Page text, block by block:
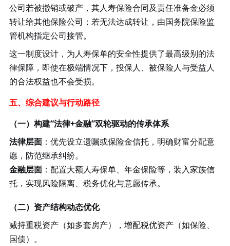
公司若被撤销或破产，其人寿保险合同及责任准备金必须
转让给其他保险公司；若无法达成转让，由国务院保险监
管机构指定公司接管。
这一制度设计，为人寿保单的安全性提供了最高级别的法
律保障，即使在极端情况下，投保人、被保险人与受益人
的合法权益也不会受损。
五、综合建议与行动路径
（一）构建“法律+金融”双轮驱动的传承体系
法律层面：优先设立遗嘱或保险金信托，明确财富分配意
愿，防范继承纠纷。
金融层面：配置大额人寿保单、年金保险等，装入家族信
托，实现风险隔离、税务优化与意愿传承。
（二）资产结构动态优化
减持重税资产（如多套房产），增配税优资产（如保险、
国债）。